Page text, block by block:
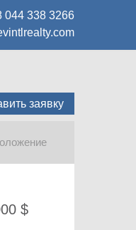
044 338 3266
заявку
$